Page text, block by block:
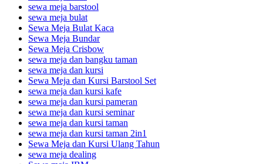
sewa meja barstool
sewa meja bulat
Sewa Meja Bulat Kaca
Sewa Meja Bundar
Sewa Meja Crisbow
sewa meja dan bangku taman
sewa meja dan kursi
Sewa Meja dan Kursi Barstool Set
sewa meja dan kursi kafe
sewa meja dan kursi pameran
sewa meja dan kursi seminar
sewa meja dan kursi taman
sewa meja dan kursi taman 2in1
Sewa Meja dan Kursi Ulang Tahun
sewa meja dealing